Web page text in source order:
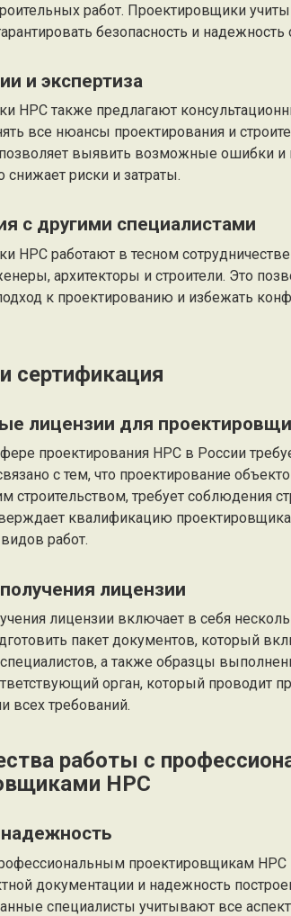
работ. Проектировщики
безопасность и надежность
и экспертиза
НРС также предлагают
все нюансы проектирования и
выявить возможные ошибки и
снижает риски и затраты.
с другими специалистами
НРС работают в тесном
архитекторы и строители. Это
к проектированию и избежать
сертификация
лицензии для
проектирования НРС в России
с тем, что проектирование
требует соблюдения
квалификацию
работ.
лицензии
лицензии включает в себя
пакет документов, который
а также образцы
орган, который проводит
всех требований.
работы с
НРС
проектировщикам НРС
документации и надежность
специалисты учитывают все